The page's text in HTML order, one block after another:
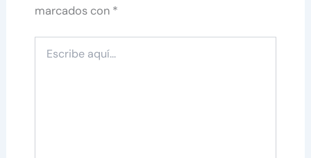
marcados con *
aquí...